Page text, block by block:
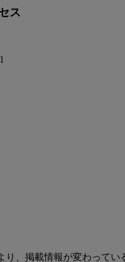
ス
、掲載情報が変わってい